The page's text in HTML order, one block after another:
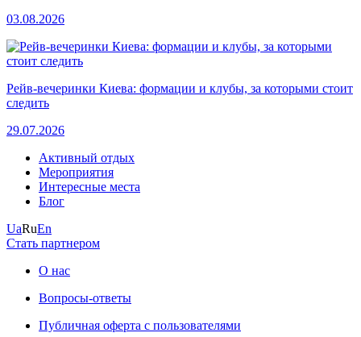
03.08.2026
Рейв-вечеринки Киева: формации и клубы, за которыми стоит
следить
29.07.2026
Активный отдых
Мероприятия
Интересные места
Блог
UaRuEn
Стать партнером
О нас
Вопросы-ответы
Публичная оферта с пользователями